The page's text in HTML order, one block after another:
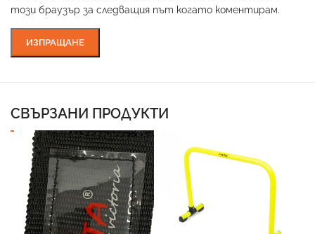
този браузър за следващия път когато коментирам.
СВЪРЗАНИ ПРОДУКТИ